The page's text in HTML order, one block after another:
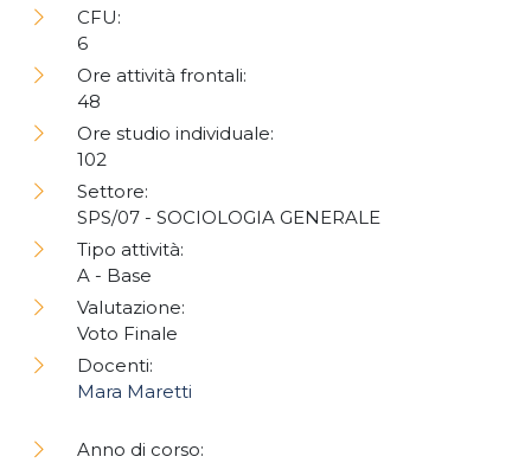
CFU:
6
Ore attività frontali:
48
Ore studio individuale:
102
Settore:
SPS/07 - SOCIOLOGIA GENERALE
Tipo attività:
A - Base
Valutazione:
Voto Finale
Docenti:
Mara Maretti
Anno di corso: